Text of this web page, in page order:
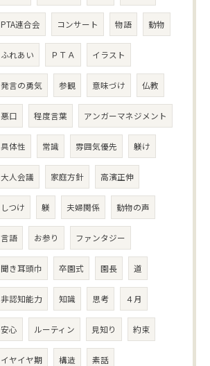
PTA連合会 コンサート 物語 動物
ふれあい ＰＴＡ イラスト
発言の勇気 参観 意味づけ 仏教
悪口 程度言葉 アンガーマネジメント
具体性 常識 雰囲気優先 躾け
大人会議 家庭方針 高濱正伸
しつけ 躾 夫婦関係 動物の声
言語 お参り ファンタジー
聞き耳頭巾 卒園式 園長 道
非認知能力 知識 思考 ４月
安心 ルーティン 見知り 約束
イヤイヤ期 構造 素話